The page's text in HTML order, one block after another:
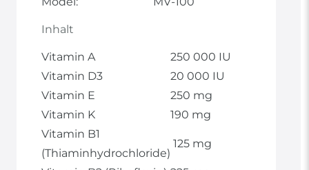
Inhalt
Vitamin A
250 000 IU
Vitamin D3
20 000 IU
Vitamin E
250 mg
Vitamin K
190 mg
Vitamin B1
(Thiaminhydrochloride)
125 mg